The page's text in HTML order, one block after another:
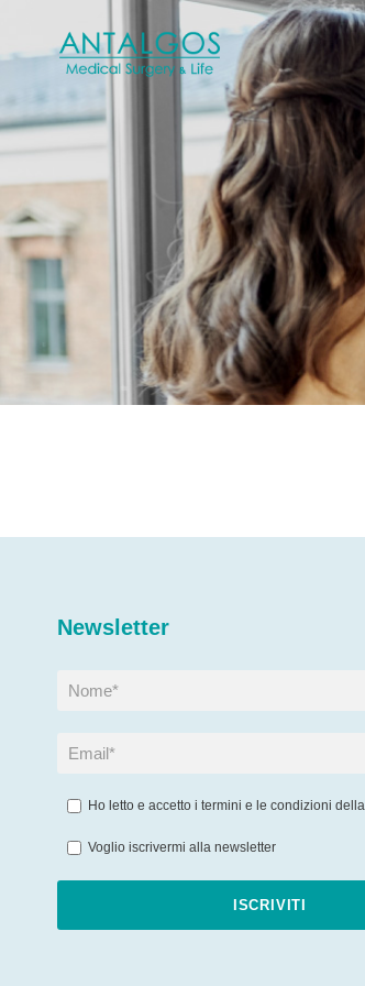
Newsletter
Ho letto e accetto i termini e le condizioni della
Voglio iscrivermi alla newsletter